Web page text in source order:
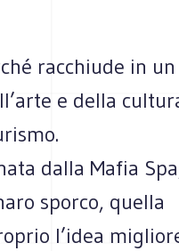
racchiude in un
e della
dalla Mafia
sporco, quella
l’idea